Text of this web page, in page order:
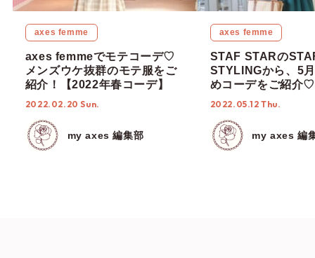
axes femme
axes femmeでモテコーデ♡
メンズウケ抜群のモテ服をご
紹介！【2022年春コーデ】
2022.02.20 Sun.
my axes 編集部
axes femme
STAF STARの
STYLINGから、5
めコーデをご紹介♡
2022.05.12 Thu.
my axes 編